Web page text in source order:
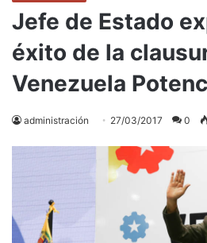
Jefe de Estado
éxito de la
Venezuela
administración 27/03/2017 0